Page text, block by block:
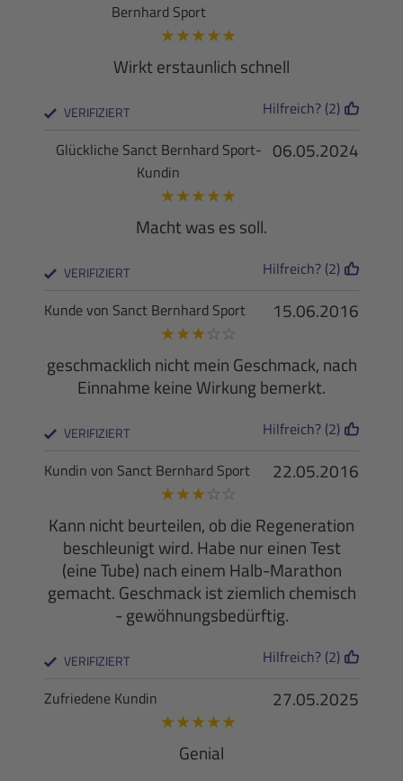
Bernhard Sport
★★★★★
Wirkt erstaunlich schnell
VERIFIZIERT Hilfreich? (2)
06.05.2024
Glückliche Sanct Bernhard Sport-
Kundin
★★★★★
Macht was es soll.
VERIFIZIERT Hilfreich? (2)
15.06.2016
Kunde von Sanct Bernhard Sport
★★★ ☆ ☆
geschmacklich nicht mein Geschmack, nach
Einnahme keine Wirkung bemerkt.
VERIFIZIERT Hilfreich? (2)
22.05.2016
Kundin von Sanct Bernhard Sport
★★★ ☆ ☆
Kann nicht beurteilen, ob die Regeneration
beschleunigt wird. Habe nur einen Test
(eine Tube) nach einem Halb-Marathon
gemacht. Geschmack ist ziemlich chemisch
- gewöhnungsbedürftig.
VERIFIZIERT Hilfreich? (2)
27.05.2025
Zufriedene Kundin
★★★★★
Genial